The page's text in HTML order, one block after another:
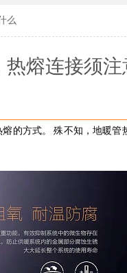
么
熔连接须
熔的方式。 殊不知，地暖管